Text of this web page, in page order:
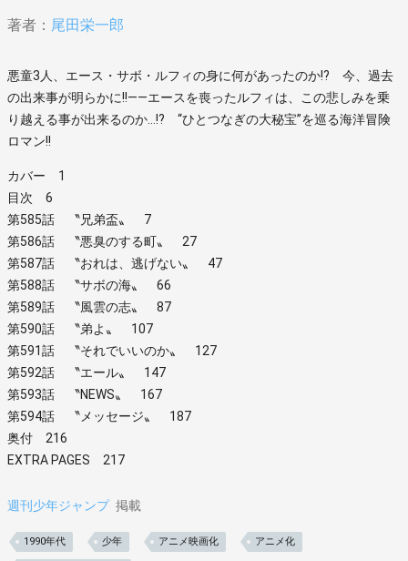
著者： 尾田栄一郎
悪童3人、エース・サボ・ルフィの身に何があったのか!? 今、過去
の出来事が明らかに!!――エースを喪ったルフィは、この悲しみを乗
り越える事が出来るのか…!? “ひとつなぎの大秘宝”を巡る海洋冒険
ロマン!!
カバー 1
目次 6
第585話 〝兄弟盃〟 7
第586話 〝悪臭のする町〟 27
第587話 〝おれは、逃げない〟 47
第588話 〝サボの海〟 66
第589話 〝風雲の志〟 87
第590話 〝弟よ〟 107
第591話 〝それでいいのか〟 127
第592話 〝エール〟 147
第593話 〝NEWS〟 167
第594話 〝メッセージ〟 187
奥付 216
EXTRA PAGES 217
週刊少年ジャンプ 掲載
1990年代 少年 アニメ映画化 アニメ化